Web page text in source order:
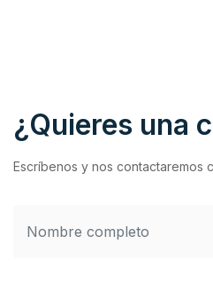
¿Quieres una
Escríbenos y nos contactaremos